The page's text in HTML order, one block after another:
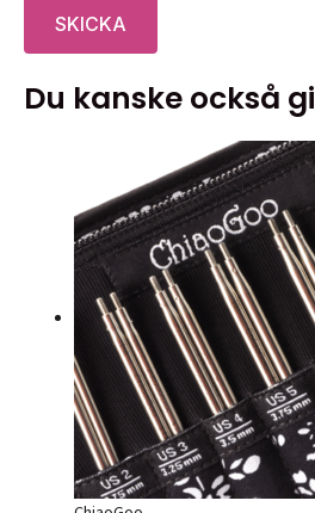
Du kanske också